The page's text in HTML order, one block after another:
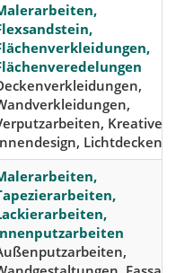
Kreatives
Lichtdecken